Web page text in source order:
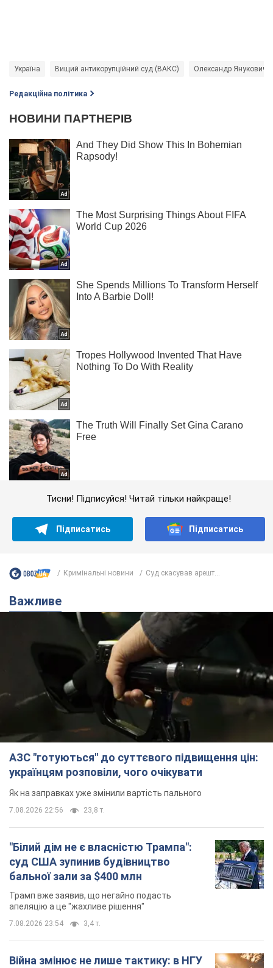
Україна Вищий антикорупційний суд (ВАКС) Олександр Янукович
Редакційна політика
Тисни! Підписуйся! Читай тільки найкраще!
Підписатись Підписатись
Кримінальні новини Суд скасував арешт...
Важливе
АЗС "готуються" до суттєвого підвищення цін:
українцям розповіли, чого очікувати
Як на заправках уже змінили вартість пального
7.08.2026 22:56 23,8 т.
"Білий дім не є власністю Трампа":
суд США зупинив будівництво
бальної зали за $400 млн
Трамп вже заявив, що негайно подасть
апеляцію а це "жахливе рішення"
7.08.2026 23:54 3,4 т.
Війна змінює не лише тактику: в НГУ